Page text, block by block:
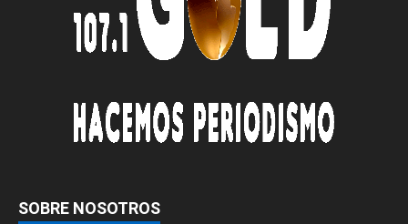
SOBRE NOSOTROS